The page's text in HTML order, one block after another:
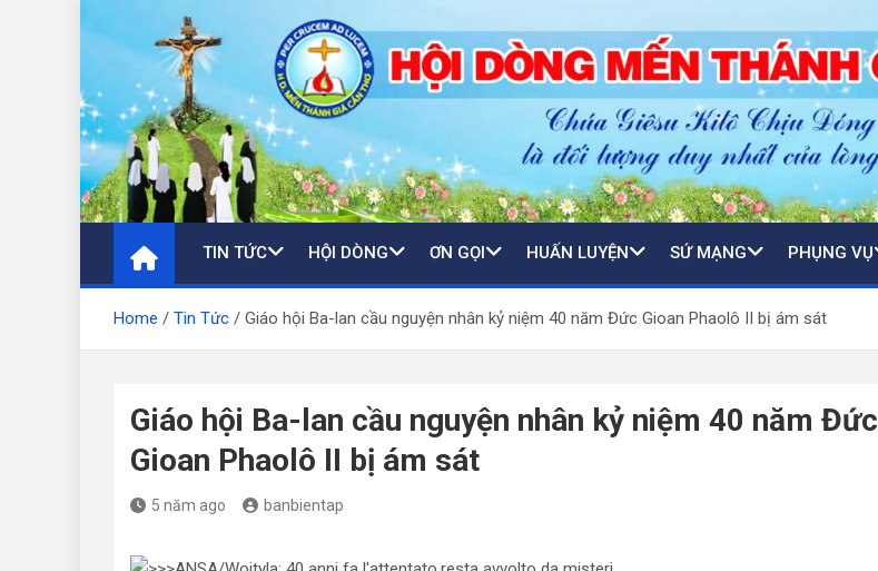
TIN TỨC HỘI DÒNG ƠN GỌI HUẤN LUYỆN SỨ MẠNG PHỤNG VỤ
Home Tin Tức Giáo hội Ba-lan cầu nguyện nhân kỷ niệm 40 năm Đức Gioan Phaolô II bị ám sát
Giáo hội Ba-lan cầu nguyện nhân kỷ niệm 40 năm Đức
Gioan Phaolô II bị ám sát
5 năm ago banbientap